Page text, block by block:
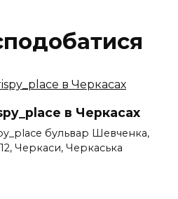
в Черкасах
бульвар Шевченка,
Черкаси, Черкаська